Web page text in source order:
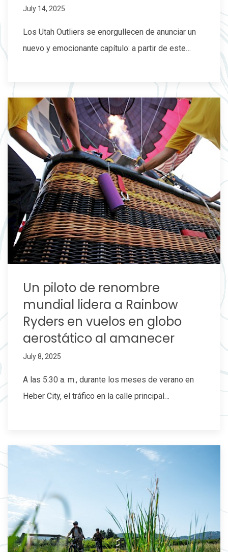
July 14, 2025
Los Utah Outliers se enorgullecen de anunciar un
nuevo y emocionante capítulo: a partir de este…
Un piloto de renombre
mundial lidera a Rainbow
Ryders en vuelos en globo
aerostático al amanecer
July 8, 2025
A las 5:30 a. m., durante los meses de verano en
Heber City, el tráfico en la calle principal…